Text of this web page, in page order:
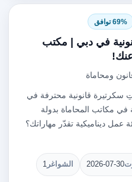
69% توافق
في دبي | مكتب
ومحاماة
سكرتيرة قانونية محترفة في
في مكاتب المحاماة بدولة
عمل ديناميكية تقدّر مهاراتك؟
2026-07-30 الشواغر 1